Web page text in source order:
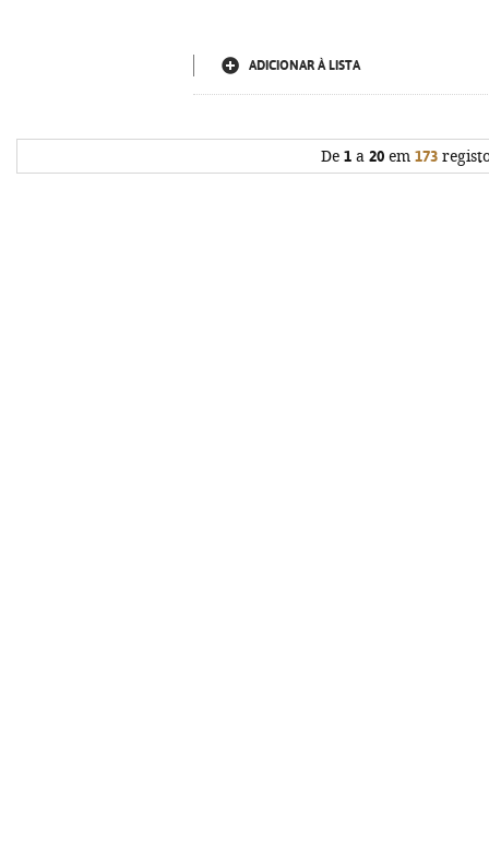
ADICIONAR À LISTA
De 1 a 20 em 173